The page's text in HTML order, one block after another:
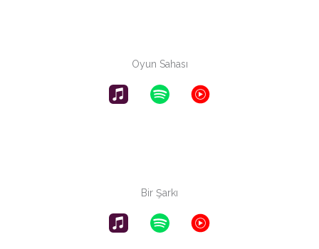
Oyun Sahası
Bir Şarkı